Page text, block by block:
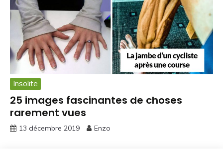
Insolite
25 images fascinantes de choses
rarement vues
13 décembre 2019 Enzo